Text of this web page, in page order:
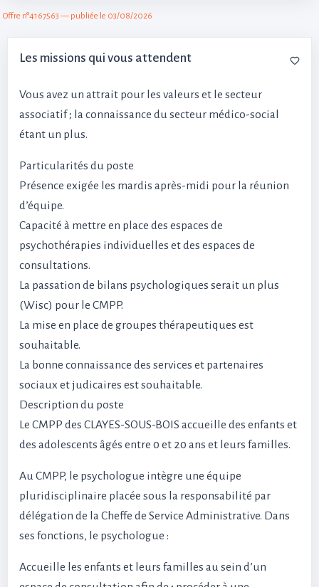
Offre n°4167563 — publiée le 03/08/2026
Les missions qui vous attendent
Vous avez un attrait pour les valeurs et le secteur
associatif ; la connaissance du secteur médico-social
étant un plus.
Particularités du poste
Présence exigée les mardis après-midi pour la réunion
d’équipe.
Capacité à mettre en place des espaces de
psychothérapies individuelles et des espaces de
consultations.
La passation de bilans psychologiques serait un plus
(Wisc) pour le CMPP.
La mise en place de groupes thérapeutiques est
souhaitable.
La bonne connaissance des services et partenaires
sociaux et judicaires est souhaitable.
Description du poste
Le CMPP des CLAYES-SOUS-BOIS accueille des enfants et
des adolescents âgés entre 0 et 20 ans et leurs familles.
Au CMPP, le psychologue intègre une équipe
pluridisciplinaire placée sous la responsabilité par
délégation de la Cheffe de Service Administrative. Dans
ses fonctions, le psychologue :
Accueille les enfants et leurs familles au sein d’un